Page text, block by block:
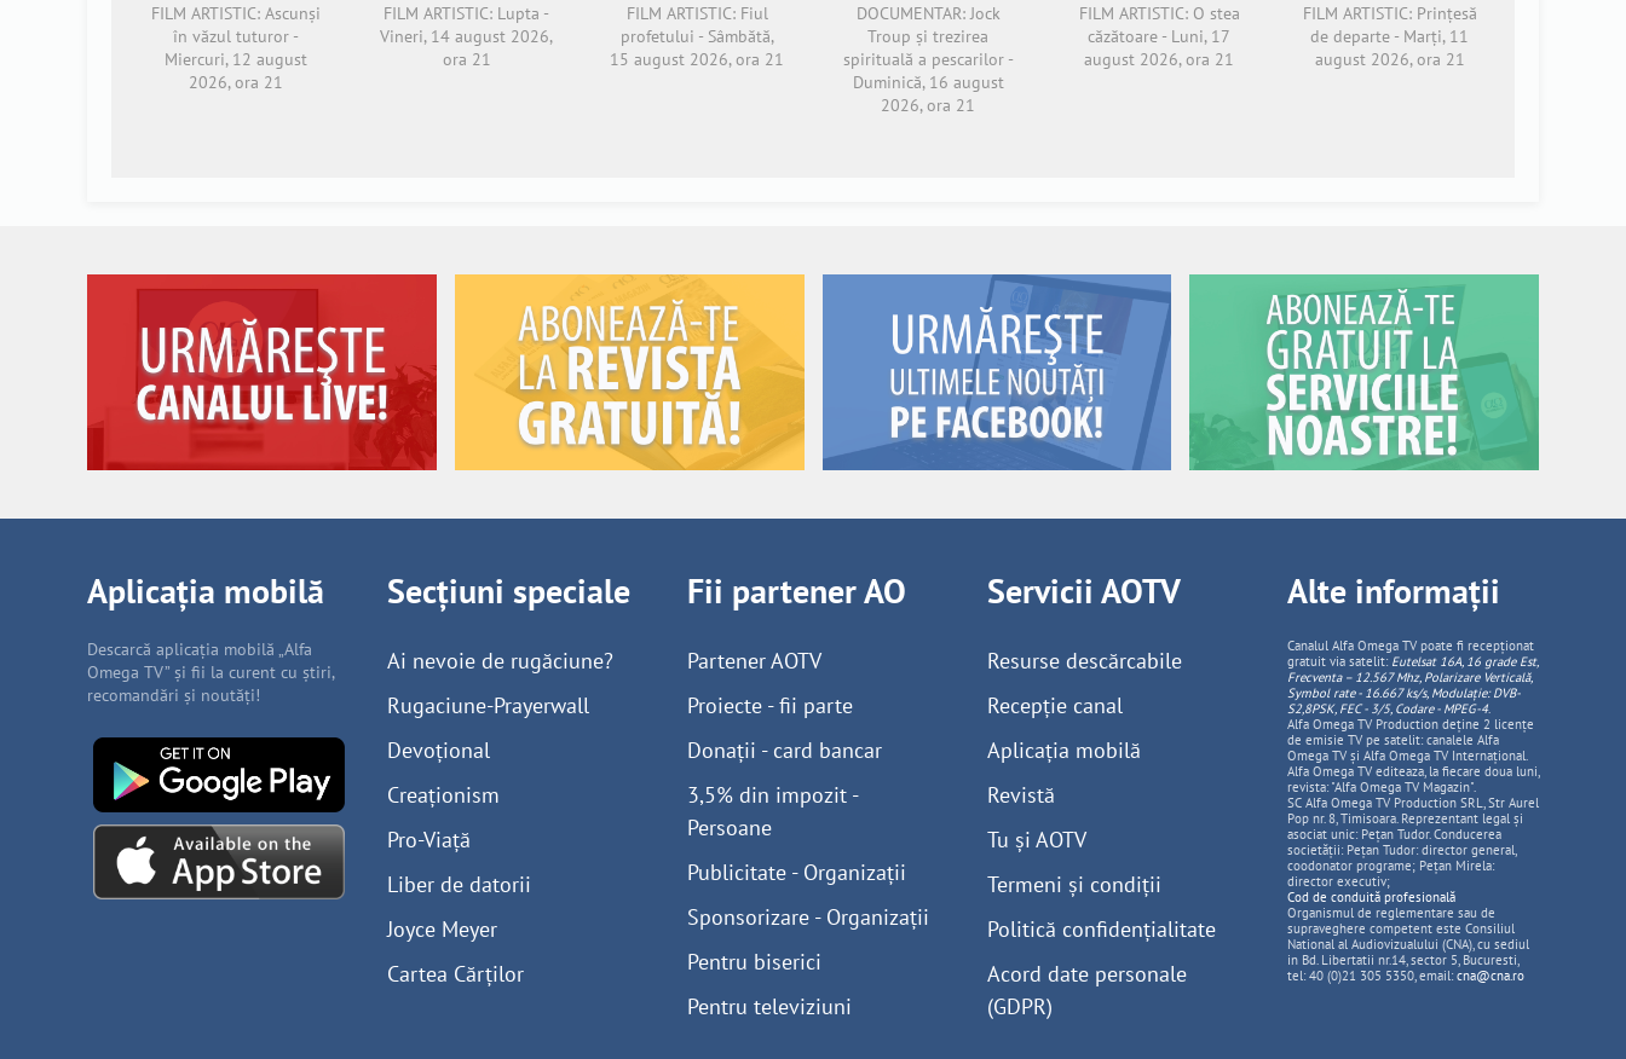
FILM ARTISTIC: Ascunși
în văzul tuturor -
Miercuri, 12 august
2026, ora 21
FILM ARTISTIC: Lupta -
Vineri, 14 august 2026,
ora 21
FILM ARTISTIC: Fiul
profetului - Sâmbătă,
15 august 2026, ora 21
DOCUMENTAR: Jock
Troup și trezirea
spirituală a pescarilor -
Duminică, 16 august
2026, ora 21
FILM ARTISTIC: O stea
căzătoare - Luni, 17
august 2026, ora 21
FILM ARTISTIC: Prințesă
de departe - Marți, 11
august 2026, ora 21
Aplicația mobilă
Descarcă aplicația mobilă „Alfa
Omega TV” și fii la curent cu știri,
recomandări și noutăți!
Secțiuni speciale
Ai nevoie de rugăciune?
Rugaciune-Prayerwall
Devoțional
Creaționism
Pro-Viață
Liber de datorii
Joyce Meyer
Cartea Cărților
Fii partener AO
Partener AOTV
Proiecte - fii parte
Donații - card bancar
3,5% din impozit -
Persoane
Publicitate - Organizații
Sponsorizare - Organizații
Pentru biserici
Pentru televiziuni
Servicii AOTV
Resurse descărcabile
Recepție canal
Aplicația mobilă
Revistă
Tu și AOTV
Termeni și condiții
Politică confidențialitate
Acord date personale
(GDPR)
Alte informații
Canalul Alfa Omega TV poate fi recepționat
gratuit via satelit: Eutelsat 16A, 16 grade Est,
Frecventa – 12.567 Mhz, PolarizareVerticală,
Symbol rate - 16.667 ks/s, Modulație: DVB-
S2,8PSK, FEC - 3/5, Codare - MPEG-4.
Alfa Omega TV Production deține 2 licențe
de emisie TV pe satelit: canalele Alfa
Omega TV și Alfa Omega TV Internațional.
Alfa Omega TV editeaza, la fiecare doua luni,
revista: "Alfa Omega TV Magazin".
SC Alfa Omega TV Production SRL, Str Aurel
Pop nr. 8, Timisoara. Reprezentant legal și
asociat unic: Pețan Tudor. Conducerea
societății: Pețan Tudor: director general,
coodonator programe; Pețan Mirela:
director executiv;
Cod de conduită profesională
Organismul de reglementare sau de
supraveghere competent este Consiliul
National al Audiovizualului (CNA), cu sediul
in Bd. Libertatii nr.14, sector 5, Bucuresti,
tel: 40 (0)21 305 5350, email: cna@cna.ro